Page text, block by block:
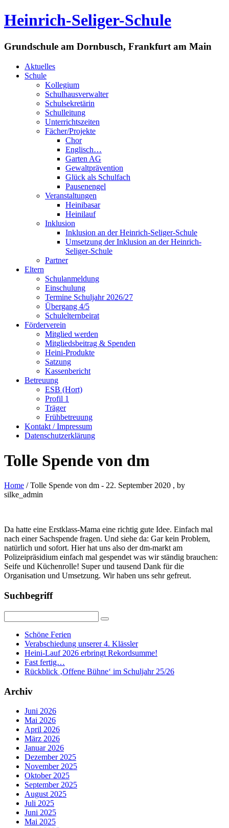
Heinrich-Seliger-Schule
Grundschule am Dornbusch, Frankfurt am Main
Aktuelles
Schule
Kollegium
Schulhausverwalter
Schulsekretärin
Schulleitung
Unterrichtszeiten
Fächer/Projekte
Chor
Englisch…
Garten AG
Gewaltprävention
Glück als Schulfach
Pausenengel
Veranstaltungen
Heinibasar
Heinilauf
Inklusion
Inklusion an der Heinrich-Seliger-Schule
Umsetzung der Inklusion an der Heinrich-
Seliger-Schule
Partner
Eltern
Schulanmeldung
Einschulung
Termine Schuljahr 2026/27
Übergang 4/5
Schulelternbeirat
Förderverein
Mitglied werden
Mitgliedsbeitrag & Spenden
Heini-Produkte
Satzung
Kassenbericht
Betreuung
ESB (Hort)
Profil 1
Träger
Frühbetreuung
Kontakt / Impressum
Datenschutzerklärung
Tolle Spende von dm
Home / Tolle Spende von dm - 22. September 2020 , by
silke_admin
Da hatte eine Erstklass-Mama eine richtig gute Idee. Einfach mal
nach einer Sachspende fragen. Und siehe da: Gar kein Problem,
natürlich und sofort. Hier hat uns also der dm-markt am
Polizeipräsidium einfach mal gespendet was wir ständig brauchen:
Seife und Küchenrolle! Super und tausend Dank für die
Organisation und Umsetzung. Wir haben uns sehr gefreut.
Suchbegriff
Schöne Ferien
Verabschiedung unserer 4. Klässler
Heini-Lauf 2026 erbringt Rekordsumme!
Fast fertig…
Rückblick ‚Offene Bühne‘ im Schuljahr 25/26
Archiv
Juni 2026
Mai 2026
April 2026
März 2026
Januar 2026
Dezember 2025
November 2025
Oktober 2025
September 2025
August 2025
Juli 2025
Juni 2025
Mai 2025